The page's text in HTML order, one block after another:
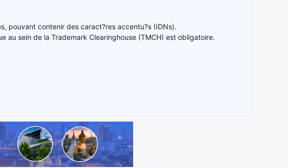
pouvant contenir des caract?res accentu?s (IDNs).
au sein de la Trademark Clearinghouse (TMCH) est obligatoire.